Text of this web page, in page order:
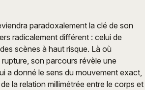
paradoxalement la clé de son
radicalement différent : celui de
scènes à haut risque. Là où
son parcours révèle une
a donné le sens du mouvement exact,
la relation millimétrée entre le corps et